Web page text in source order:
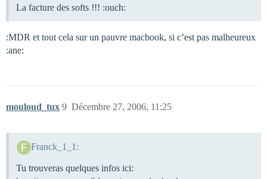
La facture des softs !!! :ouch:
:MDR et tout cela sur un pauvre macbook, si c’est pas malheureux
:ane:
mouloud_tux Décembre 27, 2006, 11:25
9
Franck_1_1:
Tu trouveras quelques infos ici: